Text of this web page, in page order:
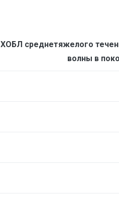
среднетяжелого
волны в